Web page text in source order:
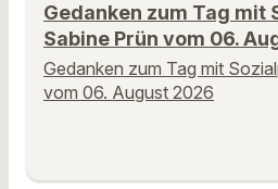
Gedanken zum Tag mit
Sabine Prün vom 06.
Gedanken zum Tag mit
vom 06. August 2026